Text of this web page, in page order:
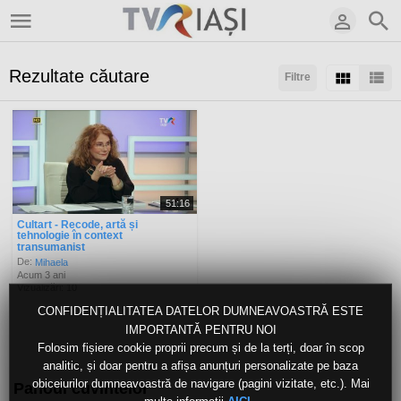
CONFIDENȚIALITATEA DATELOR DUMNEAVOASTRĂ ESTE
IMPORTANTĂ PENTRU NOI
Folosim fișiere cookie proprii precum și de la terți, doar în scop
analitic, și doar pentru a afișa anunțuri personalizate pe baza
obiceiurilor dumneavoastră de navigare (pagini vizitate, etc.). Mai
Filtre
Rezultate căutare
51:16
Cultart - Recode, artă și
tehnologie în context
transumanist
De:Mihaela
Acum 3 ani
Vizualizări: 10
Panoul cuvintelor